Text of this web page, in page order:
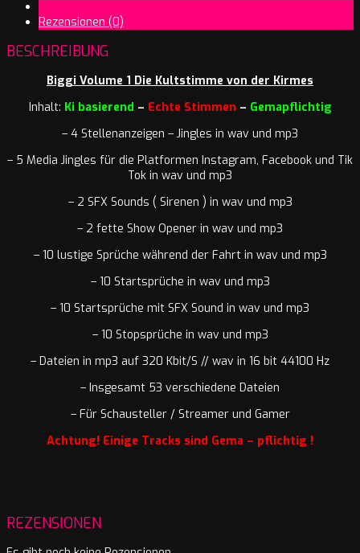
KirmesRezensionen (0)
BESCHREIBUNG
Biggi Volume 1 Die Kultstimme von der Kirmes
Inhalt: Ki basierend – Echte Stimmen – Gemapflichtig
– 4 Stellenanzeigen – Jingles in wav und mp3
– 5 Media Jingles für die Platformen Instagram, Facebook und Tik
Tok in wav und mp3
– 2 SFX Sounds ( Sirenen ) in wav und mp3
– 2 fette Show Opener in wav und mp3
– 10 lustige Sprüche während der Fahrt in wav und mp3
– 10 Startsprüche in wav und mp3
– 10 Startsprüche mit SFX Sound in wav und mp3
– 10 Stopsprüche in wav und mp3
– Dateien in mp3 auf 320 Kbit/S // wav in 16 bit 44100 Hz
– Insgesamt 53 verschiedene Dateien
– Für Schausteller / Streamer und Gamer
Achtung! Einige Tracks sind Gema – pflichtig !
REZENSIONEN